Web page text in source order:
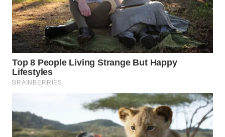
WAHANA
TV
WAHANANEWS
ID
WAHANANEWS